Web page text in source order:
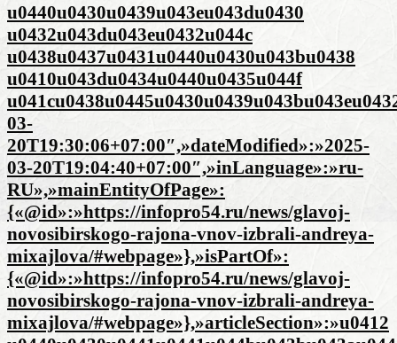
u0440u0430u0439u043eu043du0430
u0432u043du043eu0432u044c
u0438u0437u0431u0440u0430u043bu0438
u0410u043du0434u0440u0435u044f
03-
20T19:30:06+07:00″,»dateModified»:»2025-
03-20T19:04:40+07:00″,»inLanguage»:»ru-
RU»,»mainEntityOfPage»:
{«@id»:»https://infopro54.ru/news/glavoj-
novosibirskogo-rajona-vnov-izbrali-andreya-
mixajlova/#webpage»},»isPartOf»:
{«@id»:»https://infopro54.ru/news/glavoj-
novosibirskogo-rajona-vnov-izbrali-andreya-
mixajlova/#webpage»},»articleSection»:»u0412